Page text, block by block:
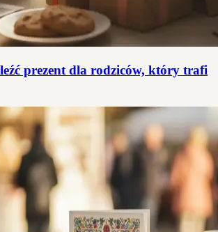
prezent dla rodziców, który trafi